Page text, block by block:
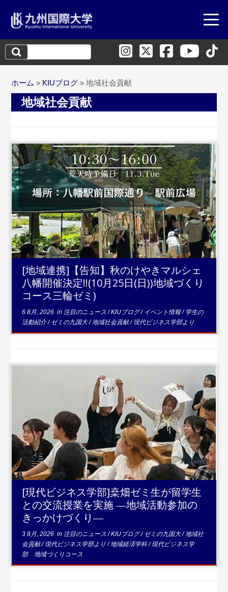
検
索:
ホーム » KIUブログ » 地域社会貢献
地域社会貢献
...続きを読む
[地域連携]【告知】秋のけやきマルシェ
八幡開催決定‼(10月25日(日))地域づくり
コース三輪ゼミ)
6 8月, 2026 in 注目のニュース/KIUブログ/ イベント情報/学生の
活動紹介/ゼミの九国大/地域社会貢献/現代ビジネス学部より
...続きを読む
[現代ビジネス学部]桒畑ゼミ生が留学生
との交流授業を実施 ―地域活動参加の
きっかけづくり―
3 8月, 2026 in 注目のニュース/KIUブログ/ゼミの九国大/地域社
会貢献/現代ビジネス学部より/地域経済学科/現代ビジネス学
部 地域づくりコース